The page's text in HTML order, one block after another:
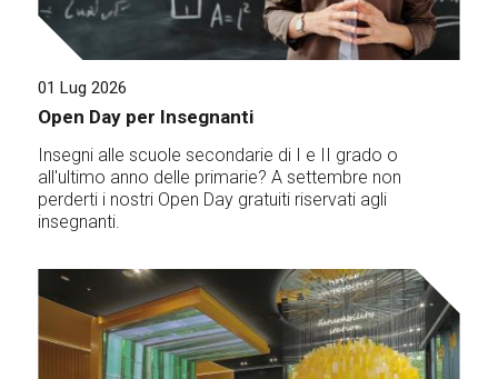
01 Lug 2026
Open Day per Insegnanti
Insegni alle scuole secondarie di I e II grado o
all'ultimo anno delle primarie? A settembre non
perderti i nostri Open Day gratuiti riservati agli
insegnanti.